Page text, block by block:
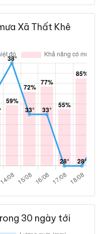
Xã Thất Khê
30 ngày tới